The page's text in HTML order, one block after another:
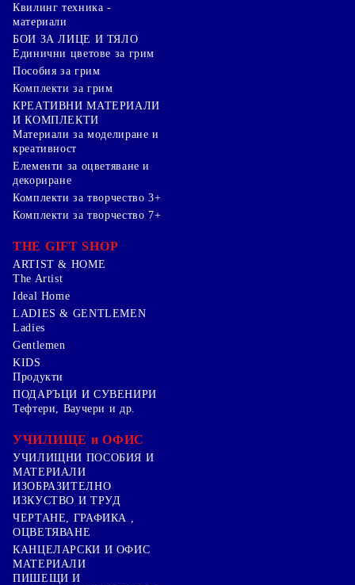
Квилинг техника -
материали
БОИ ЗА ЛИЦЕ И ТЯЛО
Единични цветове за грим
Пособия за грим
Комплекти за грим
КРЕАТИВНИ МАТЕРИАЛИ
И КОМПЛЕКТИ
Mатериали за моделиране и
креативност
Елементи за оцветяване и
декориране
Комплекти за творчество 3+
Комплекти за творчество 7+
THE GIFT SHOP
ARTIST & HOME
The Artist
Ideal Home
LADIES & GENTLEMEN
Ladies
Gentlemen
KIDS
Продукти
ПОДАРЪЦИ И СУВЕНИРИ
Тефтери, Ваучери и др.
УЧИЛИЩЕ и ОФИС
УЧИЛИЩНИ ПОСОБИЯ И
МАТЕРИАЛИ
ИЗОБРАЗИТЕЛНО
ИЗКУСТВО И ТРУД
ЧЕРТАНЕ, ГРАФИКА ,
ОЦВЕТЯВАНЕ
КАНЦЕЛАРСКИ И ОФИС
МАТЕРИАЛИ
ПИШЕЩИ И